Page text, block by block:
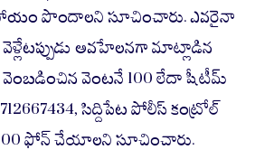
పొందాలని సూచించారు. ఎవరైనా
అవహేలనగా మాట్లాడిన
వెంబడించిన వెంటనే 100 లేదా షీటీమ్
సిద్దిపేట పోలీస్ కంట్రోల్
ఫోన్ చేయాలని సూచించారు.